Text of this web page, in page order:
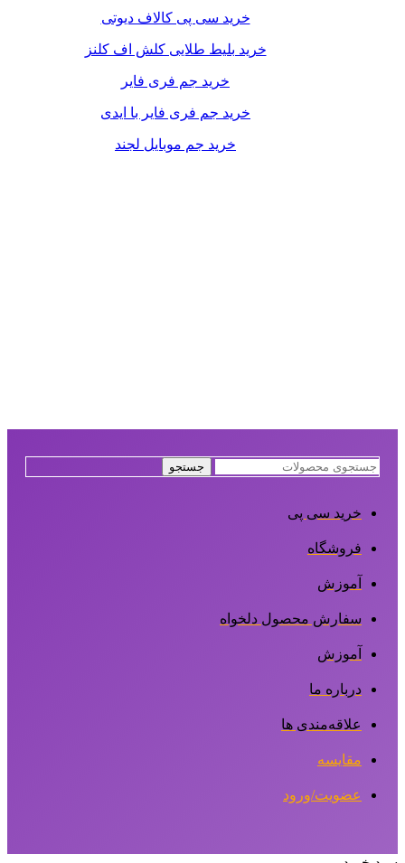
خرید سی پی کالاف دیوتی
خرید بلیط طلایی کلش اف کلنز
خرید جم فری فایر
خرید جم فری فایر با ایدی
خرید جم موبایل لجند
جستجو
خرید سی پی
فروشگاه
آموزش
سفارش محصول دلخواه
آموزش
درباره ما
علاقه‌مندی ها
مقایسه
عضویت/ورود